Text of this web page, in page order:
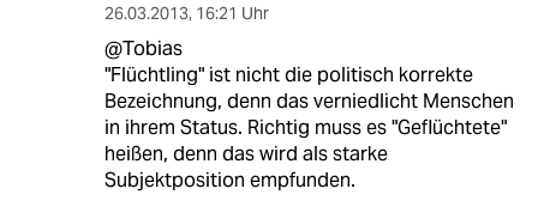
26.03.2013, 16:21 Uhr
@Tobias
"Flüchtling" ist nicht die politisch korrekte
Bezeichnung, denn das verniedlicht Menschen
in ihrem Status. Richtig muss es "Geflüchtete"
heißen, denn das wird als starke
Subjektposition empfunden.